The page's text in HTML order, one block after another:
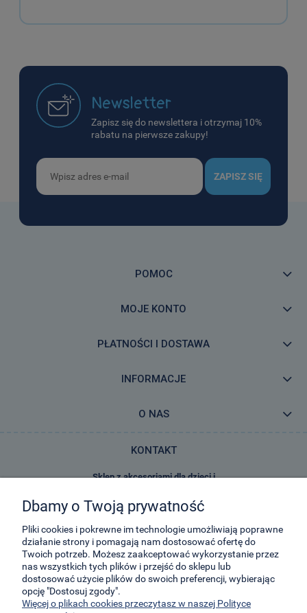
Newsletter
Zapisz się do newslettera i otrzymaj 10%
rabatu na pierwsze zakupy!
ZAPISZ SIĘ
POMOC
MOJE KONTO
PŁATNOŚCI I DOSTAWA
INFORMACJE
O NAS
KONTAKT
Sklep z akcesoriami dla dzieci i
29-Listopada 8
32-050 Skawina
kontakt@e-kidsplanet.com
+48 666-414-390
+48 666-414-383
Dbamy o Twoją prywatność
Pliki cookies i pokrewne im technologie umożliwiają poprawne
działanie strony i pomagają nam dostosować ofertę do
Twoich potrzeb. Możesz zaakceptować wykorzystanie przez
nas wszystkich tych plików i przejść do sklepu lub
dostosować użycie plików do swoich preferencji, wybierając
opcję "Dostosuj zgody".
Więcej o plikach cookies przeczytasz w naszej Polityce